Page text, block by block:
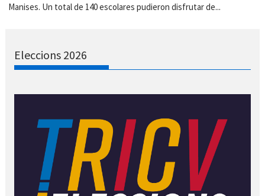
Manises. Un total de 140 escolares pudieron disfrutar de...
Eleccions 2026